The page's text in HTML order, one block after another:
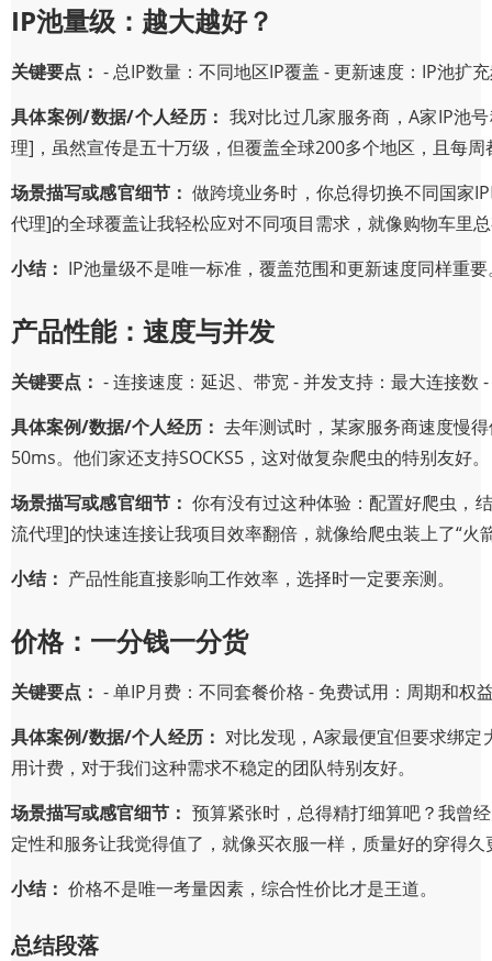
IP池量级：越大越好？
关键要点： - 总IP数量：不同地区IP覆盖 - 更新速度：IP池扩
具体案例/数据/个人经历： 我对比过几家服务商，A家IP池
理]，虽然宣传是五十万级，但覆盖全球200多个地区，且每
场景描写或感官细节： 做跨境业务时，你总得切换不同国家
代理]的全球覆盖让我轻松应对不同项目需求，就像购物车里
小结： IP池量级不是唯一标准，覆盖范围和更新速度同样重要
产品性能：速度与并发
关键要点： - 连接速度：延迟、带宽 - 并发支持：最大连接数
具体案例/数据/个人经历： 去年测试时，某家服务商速度慢
50ms。他们家还支持SOCKS5，这对做复杂爬虫的特别友好。
场景描写或感官细节： 你有没有过这种体验：配置好爬虫，
流代理]的快速连接让我项目效率翻倍，就像给爬虫装上了“火
小结： 产品性能直接影响工作效率，选择时一定要亲测。
价格：一分钱一分货
关键要点： - 单IP月费：不同套餐价格 - 免费试用：周期和权
具体案例/数据/个人经历： 对比发现，A家最便宜但要求绑
用计费，对于我们这种需求不稳定的团队特别友好。
场景描写或感官细节： 预算紧张时，总得精打细算吧？我曾
定性和服务让我觉得值了，就像买衣服一样，质量好的穿得久
小结： 价格不是唯一考量因素，综合性价比才是王道。
总结段落